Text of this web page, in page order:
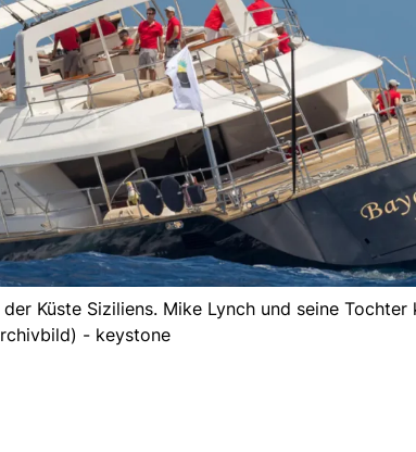
Küste Siziliens. Mike Lynch und seine Tochter
- keystone